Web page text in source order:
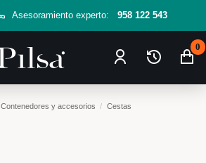
Asesoramiento experto: 958 122 543
0
Contenedores y accesorios Cestas